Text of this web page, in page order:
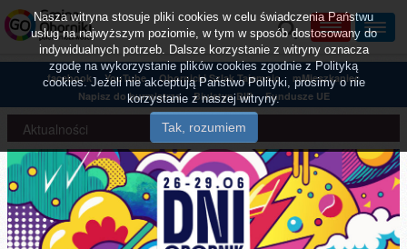
facebook YouTube Obornicki Szlak Tajemnic
mMieszkaniec
Napisz do burmistrza
Biuletyn BIP Fundusze UE
Aktualności
Nasza witryna stosuje pliki cookies w celu świadczenia Państwu
usług na najwyższym poziomie, w tym w sposób dostosowany do
indywidualnych potrzeb. Dalsze korzystanie z witryny oznacza
zgodę na wykorzystanie plików cookies zgodnie z Polityką
cookies. Jeżeli nie akceptują Państwo Polityki, prosimy o nie
korzystanie z naszej witryny.